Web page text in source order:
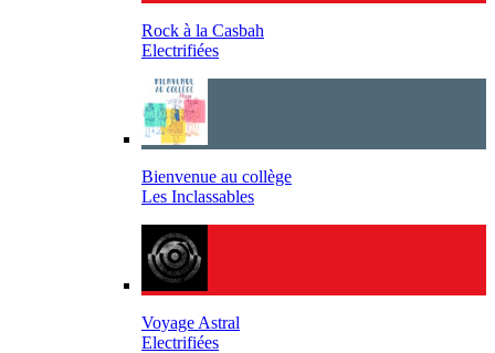
Rock à la Casbah
Electrifiées
Bienvenue au collège
Les Inclassables
Voyage Astral
Electrifiées